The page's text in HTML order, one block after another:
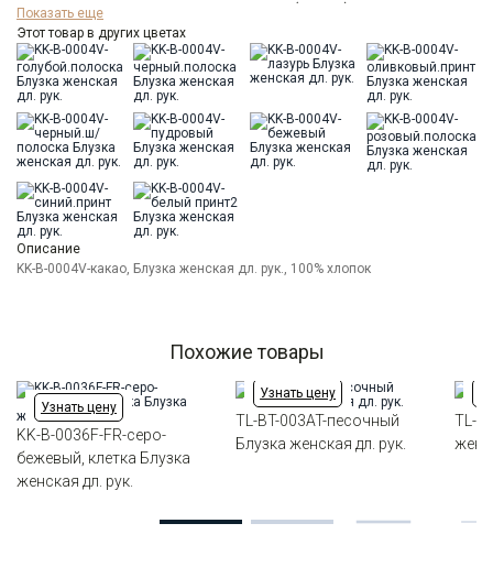
Бренд
Особенности
ткани
C легким блеском (в тон ткани)
Модель
Прямая
Цвет
Бежевый
Ворот
Отложной воротник
Манжет
прямой с разрезом
стандартный, слева, накладной
Силуэт
Прямой силуэт / Сlassic fit
Показать еще
Этот товар в других цветах
Описание
KK-B-0004V-какао, Блузка женская дл. рук., 100% хлопок
Похожие товары
Узнать цену
KK-B-0036F-FR-серо-
бежевый, клетка Блузка
женская дл. рук.
Узнать цену
TL-BT-003AT-песочный
Блузка женская дл. рук.
TL-